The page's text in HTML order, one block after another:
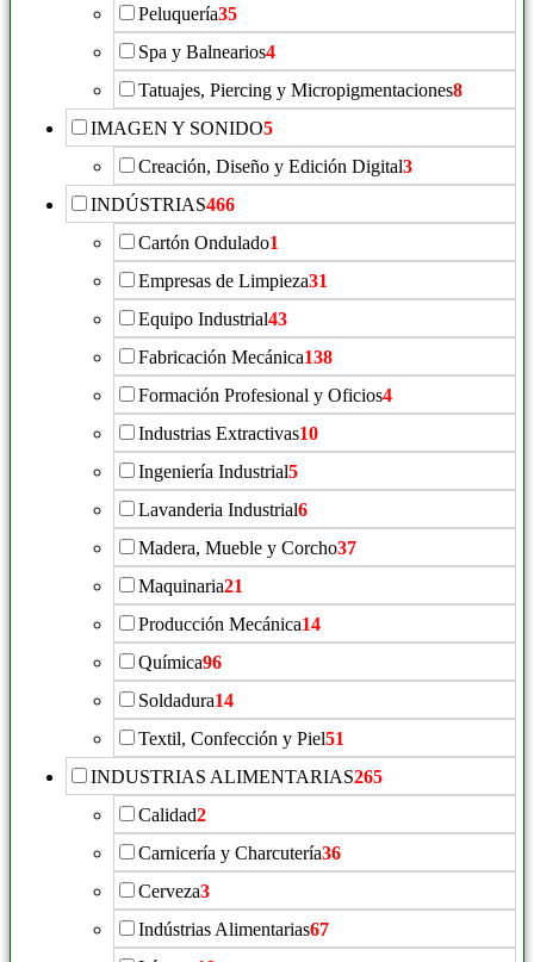
Peluquería35
Spa y Balnearios4
Tatuajes, Piercing y Micropigmentaciones8
IMAGEN Y SONIDO5
Creación, Diseño y Edición Digital3
INDÚSTRIAS466
Cartón Ondulado1
Empresas de Limpieza31
Equipo Industrial43
Fabricación Mecánica138
Formación Profesional y Oficios4
Industrias Extractivas10
Ingeniería Industrial5
Lavanderia Industrial6
Madera, Mueble y Corcho37
Maquinaria21
Producción Mecánica14
Química96
Soldadura14
Textil, Confección y Piel51
INDUSTRIAS ALIMENTARIAS265
Calidad2
Carnicería y Charcutería36
Cerveza3
Indústrias Alimentarias67